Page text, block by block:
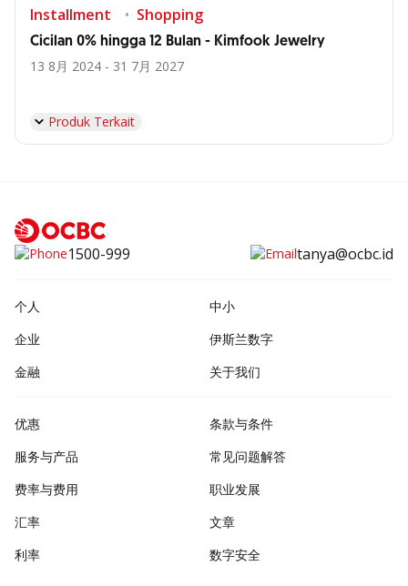
Installment Shopping
Cicilan 0% hingga 12 Bulan - Kimfook Jewelry
13 8月 2024 - 31 7月 2027
Produk Terkait
1500-999 tanya@ocbc.id
个人
中小
企业
伊斯兰数字
金融
关于我们
优惠
服务与产品
费率与费用
汇率
利率
条款与条件
常见问题解答
职业发展
文章
数字安全